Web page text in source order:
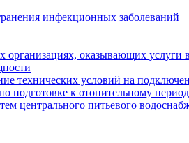
инфекционных заболеваний
организациях, оказывающих
технических условий на
подготовке к отопительному
центрального питьевого